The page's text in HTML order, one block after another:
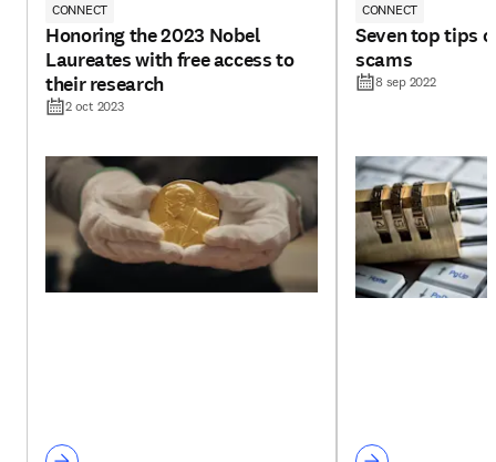
CONNECT
Honoring the 2023 Nobel
Laureates with free access to
their research
2 oct 2023
CONNECT
Seven top tips
scams
8 sep 2022